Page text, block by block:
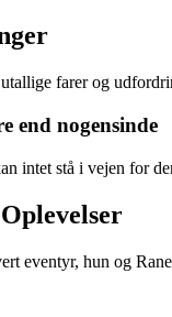
farer og
end nogensinde
intet stå i vejen for
hun og